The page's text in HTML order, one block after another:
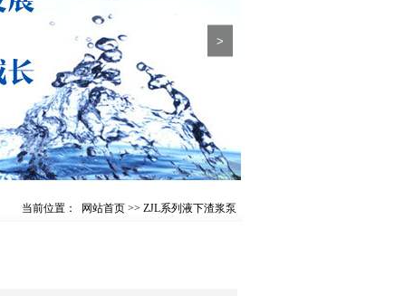
>
当前位置： 网站首页>> ZJL系列液下渣浆泵